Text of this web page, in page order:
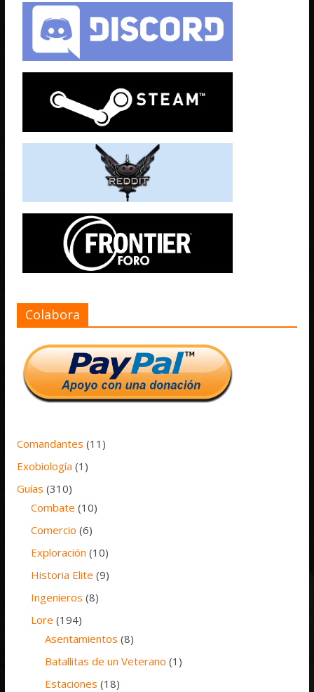
Colabora
Comandantes (11)
Exobiología (1)
Guías (310)
Combate (10)
Comercio (6)
Exploración (10)
Historia Elite (9)
Ingenieros (8)
Lore (194)
Asentamientos (8)
Batallitas de un Veterano (1)
Estaciones (18)